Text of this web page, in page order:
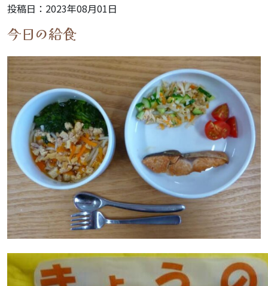
投稿日：2023年08月01日
今日の給食